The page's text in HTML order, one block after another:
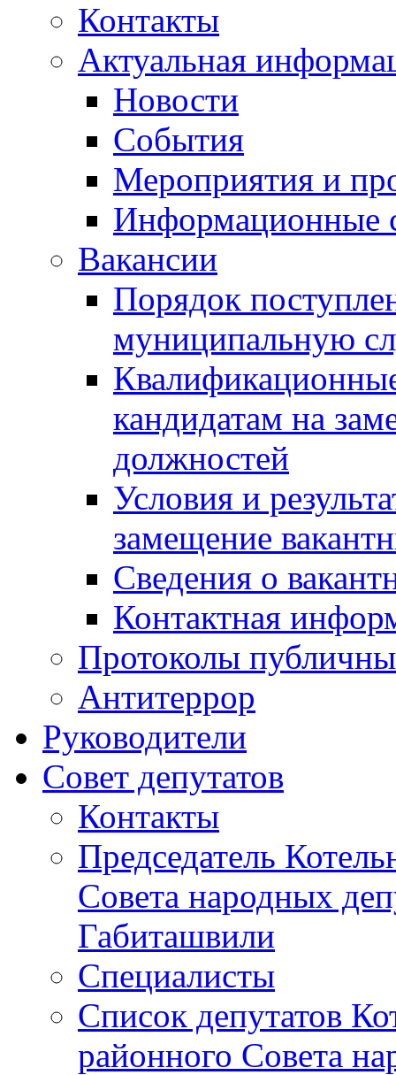
Контакты
Актуальная
Новости
События
Мероприятия и
Информационные
Вакансии
Порядок
муниципальную
кандидатам на
должностей
Условия и
замещение
Сведения о
Контактная
Протоколы
Антитеррор
Руководители
Совет депутатов
Контакты
Председатель
Совета народных
Габиташвили
Специалисты
Список депутатов
районного Совета